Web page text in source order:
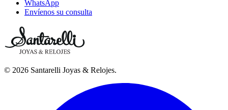
WhatsApp
Envíenos su consulta
© 2026 Santarelli Joyas & Relojes.